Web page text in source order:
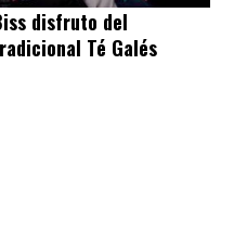
disfruto del
Té Galés